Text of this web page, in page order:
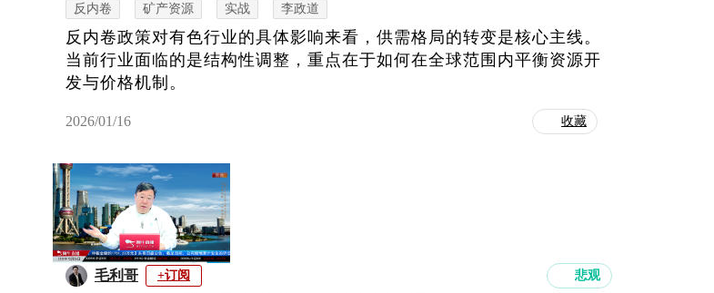
反内卷 矿产资源 实战 李政道
反内卷政策对有色行业的具体影响来看，供需格局的转变是核心主线。
当前行业面临的是结构性调整，重点在于如何在全球范围内平衡资源开
发与价格机制。
2026/01/16 收藏
毛利哥 +订阅 悲观